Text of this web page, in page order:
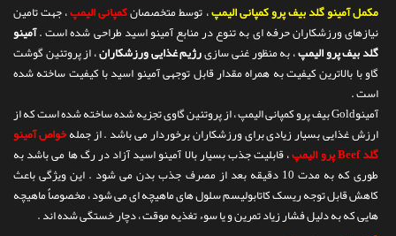
مکمل آمینو گلد بیف پرو کمپانی الیمپ، توسط متخصصانکمپانی الیمپ، جهت تامین
نیازهای ورزشکاران حرفه ای به تنوع در منابع آمینو اسید طراحی شده است .آمینو
گلد بیف پرو الیمپ، به منظور غنی سازیرژیم غذایی ورزشکاران، از پروتئین گوشت
گاو با بالاترین کیفیت به همراه مقدار قابل توجهی آمینو اسید با کیفیت ساخته شده
است .
آمینوGold بیف پرو کمپانی الیمپ ، از پروتئین گاوی تجزیه شده ساخته شده است که از
ارزش غذایی بسیار زیادی برای ورزشکاران برخوردار می باشد . از جملهخواص آمینو
گلد Beef پرو الیمپ
، قابلیت جذب بسیار بالا آمینو اسید آزاد در رگ ها می باشد به
طوری که به مدت 10 دقیقه بعد از مصرف جذب بدن می شود . این ویژگی باعث
کاهش قابل توجه ریسک کاتابولیسم سلول های ماهیچه ای می شود ، مخصوصاٌ ماهیچه
هایی که به دلیل فشار زیاد تمرین و یا سوء تغذیه موقت ، دچار خستگی شده اند .